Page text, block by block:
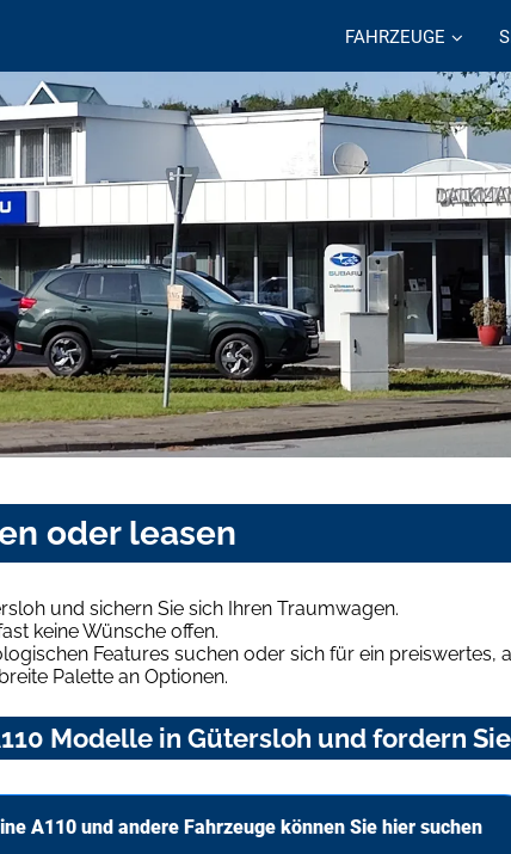
FAHRZEUGE
oder leasen
und sichern Sie sich Ihren Traumwagen.
keine Wünsche offen.
Features suchen oder sich für ein preiswertes,
Palette an Optionen.
Modelle in Gütersloh und fordern
A110 und andere Fahrzeuge können Sie hier suchen